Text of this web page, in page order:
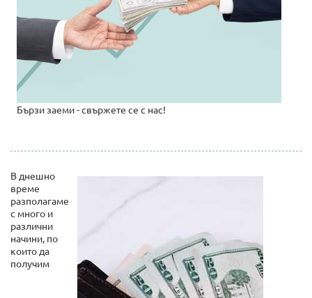
Бързи заеми - свържете се с нас!
В днешно
време
разполагаме
с много и
различни
начини, по
които да
получим